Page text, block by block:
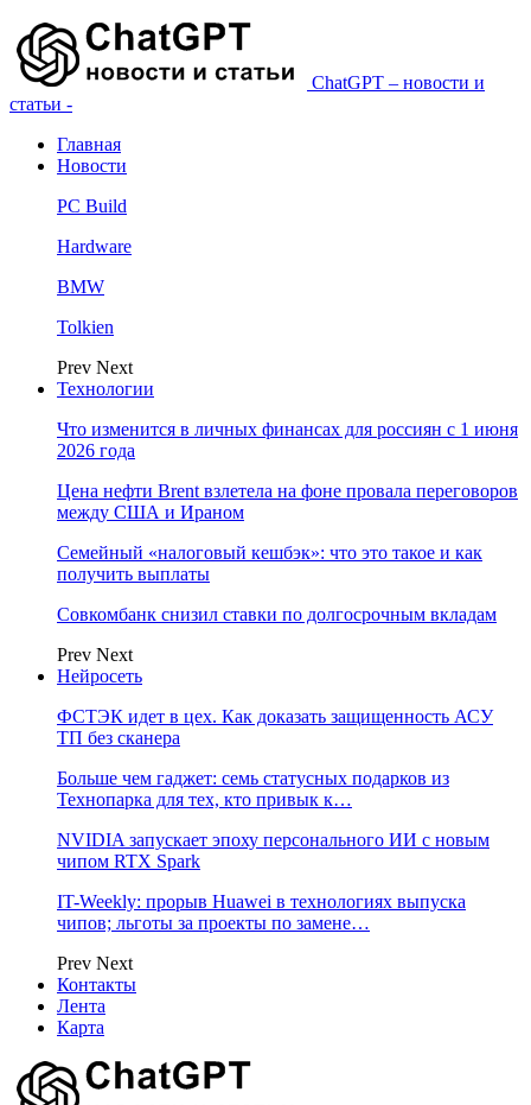
ChatGPT – новости и
статьи -
Главная
Новости
PC Build
Hardware
BMW
Tolkien
Prev Next
Технологии
Что изменится в личных финансах для россиян с 1 июня
2026 года
Цена нефти Brent взлетела на фоне провала переговоров
между США и Ираном
Семейный «налоговый кешбэк»: что это такое и как
получить выплаты
Совкомбанк снизил ставки по долгосрочным вкладам
Prev Next
Нейросеть
ФСТЭК идет в цех. Как доказать защищенность АСУ
ТП без сканера
Больше чем гаджет: семь статусных подарков из
Технопарка для тех, кто привык к…
NVIDIA запускает эпоху персонального ИИ с новым
чипом RTX Spark
IT-Weekly: прорыв Huawei в технологиях выпуска
чипов; льготы за проекты по замене…
Prev Next
Контакты
Лента
Карта